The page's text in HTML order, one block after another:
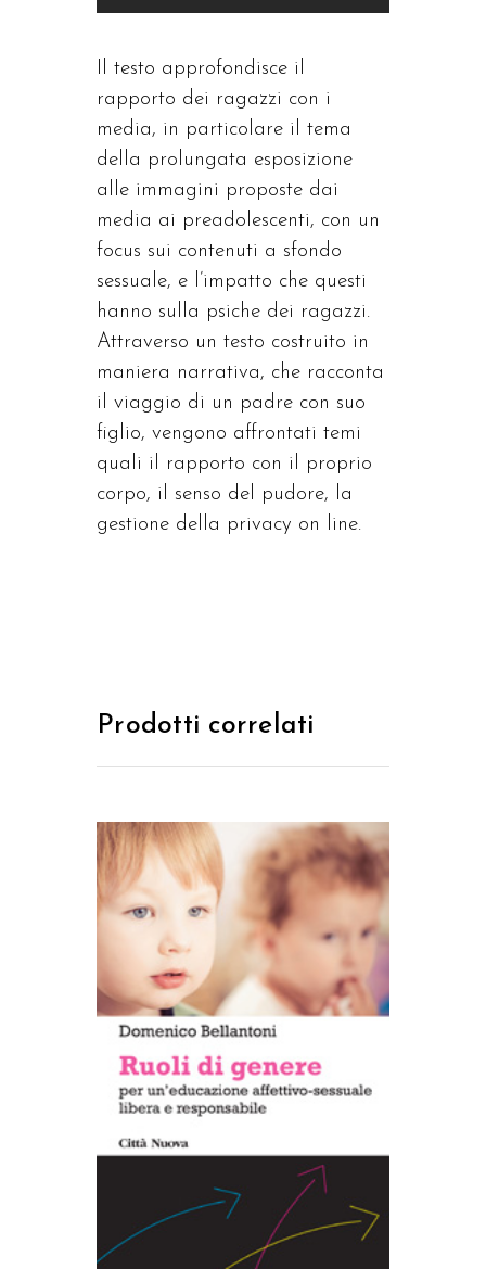
Il testo approfondisce il
rapporto dei ragazzi con i
media, in particolare il tema
della prolungata esposizione
alle immagini proposte dai
media ai preadolescenti, con un
focus sui contenuti a sfondo
sessuale, e l’impatto che questi
hanno sulla psiche dei ragazzi.
Attraverso un testo costruito in
maniera narrativa, che racconta
il viaggio di un padre con suo
figlio, vengono affrontati temi
quali il rapporto con il proprio
corpo, il senso del pudore, la
gestione della privacy on line.
Prodotti correlati